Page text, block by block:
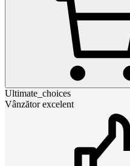
Ultimate_choices
Vânzător excelent